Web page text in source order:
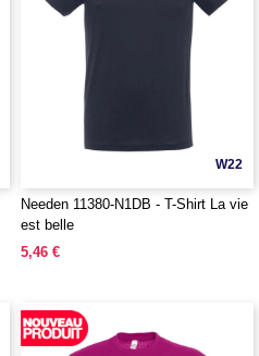
W22
Needen 11380-N1DB - T-Shirt La vie
est belle
5,46 €